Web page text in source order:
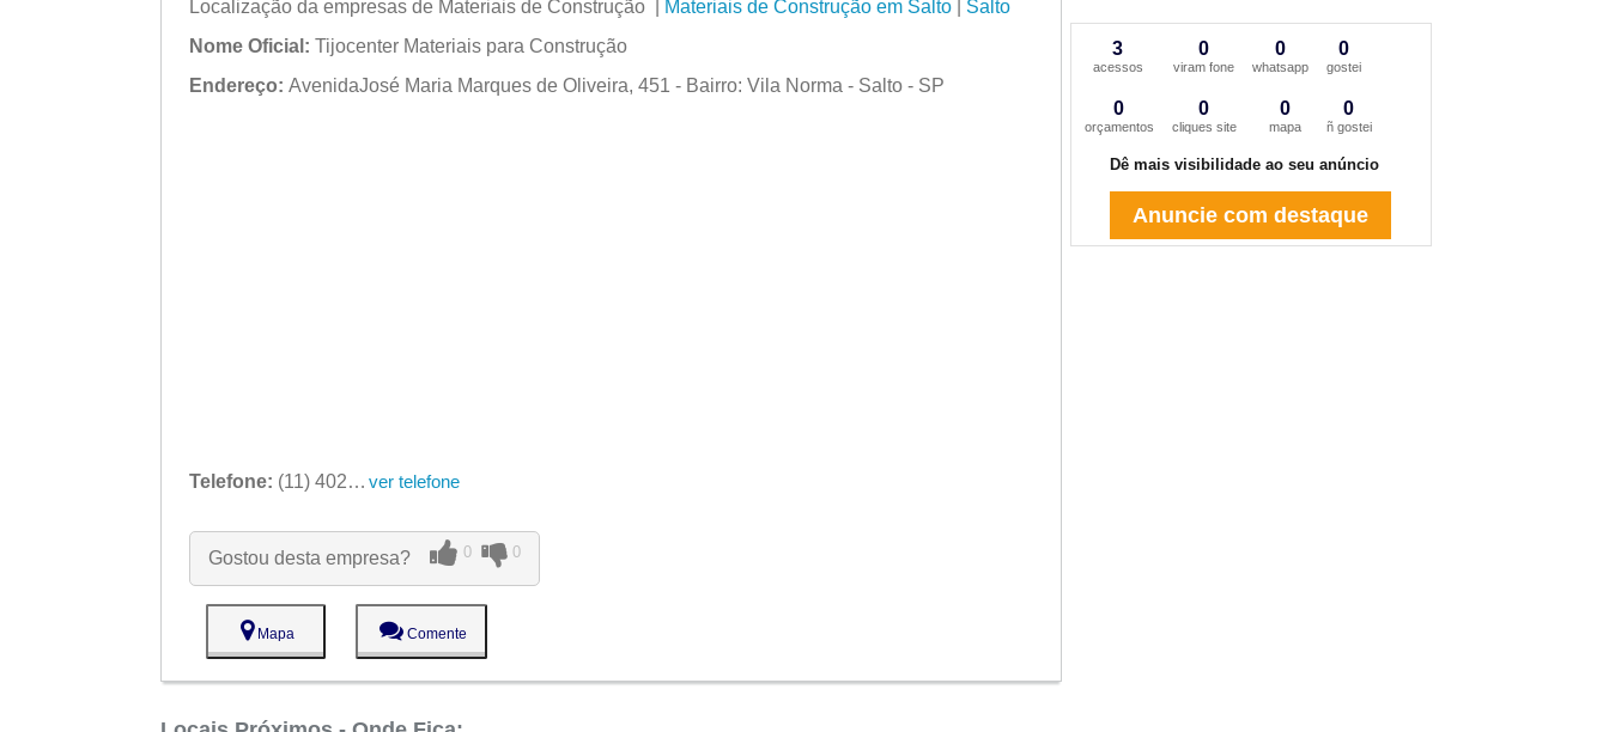
Localização da empresas de Materiais de Construção | Materiais de Construção em Salto| Salto
Nome Oficial: Tijocenter Materiais para Construção
Endereço: AvenidaJosé Maria Marques de Oliveira, 451 - Bairro: Vila Norma - Salto - SP
Telefone: (11) 4029-1800 ver telefone
Gostou desta empresa? 0 0
Mapa Comente
3
acessos
0
viram fone
0
whatsapp
0
gostei
0
orçamentos
0
cliques site
0
mapa
0
ñ gostei
Dê mais visibilidade ao seu anúncio
Anuncie com destaque